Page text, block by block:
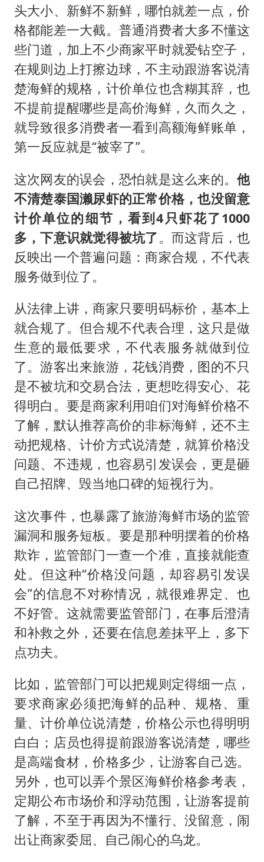
头大小、新鲜不新鲜，哪怕就差一点，价
格都能差一大截。普通消费者大多不懂这
些门道，加上不少商家平时就爱钻空子，
在规则边上打擦边球，不主动跟游客说清
楚海鲜的规格，计价单位也含糊其辞，也
不提前提醒哪些是高价海鲜，久而久之，
就导致很多消费者一看到高额海鲜账单，
第一反应就是“被宰了”。
这次网友的误会，恐怕就是这么来的。他
不清楚泰国濑尿虾的正常价格，也没留意
计价单位的细节，看到4只虾花了1000
多，下意识就觉得被坑了。而这背后，也
反映出一个普遍问题：商家合规，不代表
服务做到位了。
从法律上讲，商家只要明码标价，基本上
就合规了。但合规不代表合理，这只是做
生意的最低要求，不代表服务就做到位
了。游客出来旅游，花钱消费，图的不只
是不被坑和交易合法，更想吃得安心、花
得明白。要是商家利用咱们对海鲜价格不
了解，默认推荐高价的非标海鲜，还不主
动把规格、计价方式说清楚，就算价格没
问题、不违规，也容易引发误会，更是砸
自己招牌、毁当地口碑的短视行为。
这次事件，也暴露了旅游海鲜市场的监管
漏洞和服务短板。要是那种明摆着的价格
欺诈，监管部门一查一个准，直接就能查
处。但这种“价格没问题，却容易引发误
会”的信息不对称情况，就很难界定、也
不好管。这就需要监管部门，在事后澄清
和补救之外，还要在信息差抹平上，多下
点功夫。
比如，监管部门可以把规则定得细一点，
要求商家必须把海鲜的品种、规格、重
量、计价单位说清楚，价格公示也得明明
白白；店员也得提前跟游客说清楚，哪些
是高端食材，价格多少，让游客自己选。
另外，也可以弄个景区海鲜价格参考表，
定期公布市场价和浮动范围，让游客提前
了解，不至于再因为不懂行、没留意，闹
出让商家委屈、自己闹心的乌龙。